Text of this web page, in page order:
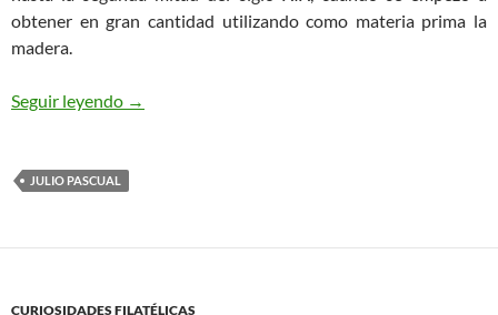
obtener en gran cantidad utilizando como materia prima la
madera.
Seguir leyendo La Sociedad de Papel Continuo De Rascafría y
→
JULIO PASCUAL
CURIOSIDADES FILATÉLICAS